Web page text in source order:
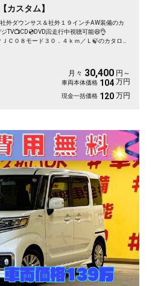
スタム】
外ダウンサス＆社外１９インチAW装備のカ
TV📺CD💿DVD📀走行中視聴可能😆👌
Ｃ０８モード３０．４ｋｍ／Ｌ🍃のカタログ
事ができます📦夜間時も明るいHIDヘッドラ
きで駐車時も安心👀タイヤ４本新品納車🛞
月々 30,400 円～
車両本体価格 104 万円
現金一括価格 120 万円